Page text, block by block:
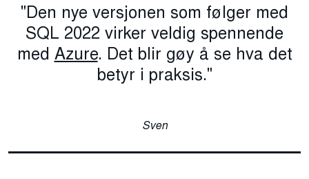
"Den nye versjonen som følger med
SQL 2022 virker veldig spennende
med Azure. Det blir gøy å se hva det
betyr i praksis."
Sven